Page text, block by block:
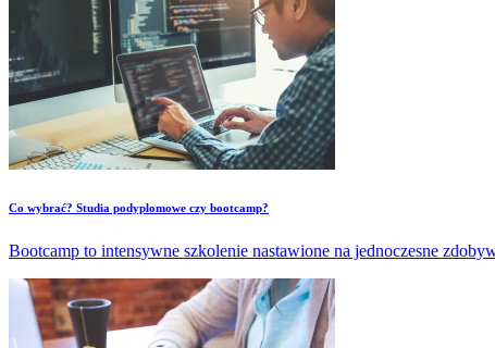
​Co wybrać? Studia podyplomowe czy bootcamp?
Bootcamp to intensywne szkolenie nastawione na jednoczesne